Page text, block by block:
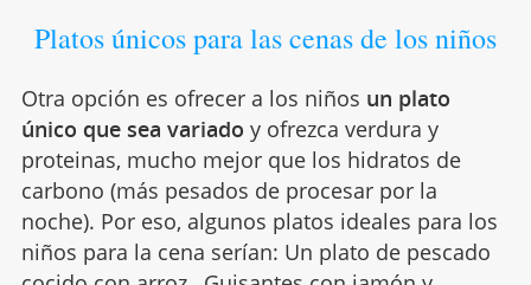
Platos únicos para las cenas de los niños
Otra opción es ofrecer a los niños un plato
único que sea variado y ofrezca verdura y
proteinas, mucho mejor que los hidratos de
carbono (más pesados de procesar por la
noche). Por eso, algunos platos ideales para los
niños para la cena serían: Un plato de pescado